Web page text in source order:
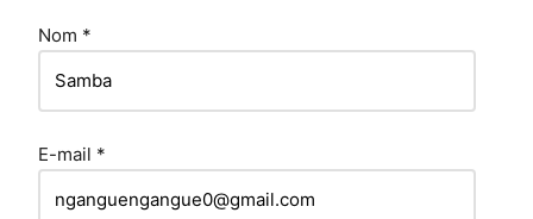
Nom *
E-mail *